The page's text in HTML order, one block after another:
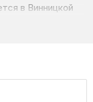
в Винницкой
домой
его память
когда к власти
свою политику.